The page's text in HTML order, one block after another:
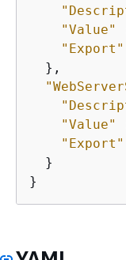
"Value"
"Export"
  },
"Value"
"Export"
  }
}